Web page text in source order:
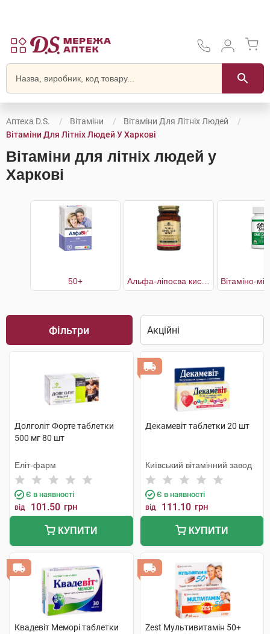
Аптека D.S. Вітаміни
Вітаміни Для Літніх Людей
Вітаміни Для Літніх Людей У Харкові
Вітаміни для літніх людей у
Харкові
50+
Фільтри
Долголіт Форте таблетки
500 мг 80 шт
Еліт-фарм
Є в наявності
від 101.50 грн
КУПИТИ
Декамевіт таблетки 20 шт
Київський вітамінний завод
Є в наявності
від 111.10 грн
КУПИТИ
Квадевіт Меморі таблетки
Zest Мультивитамін 50+